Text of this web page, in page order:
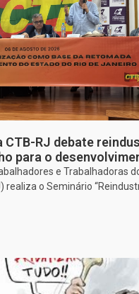
CTB-RJ debate
para o
e Trabalhadoras
realiza o Seminário